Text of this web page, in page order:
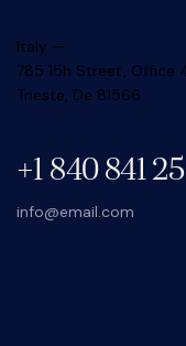
Italy —
785 15h Street, Office
Trieste, De 81566
+1 840 841
info@email.com